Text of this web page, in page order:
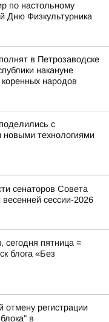
по настольному
Дню Физкультурника
в Петрозаводске
накануне
народов
с
новыми технологиями
сенаторов Совета
сессии-2026
сегодня пятница =
блога «Без
отмену регистрации
в